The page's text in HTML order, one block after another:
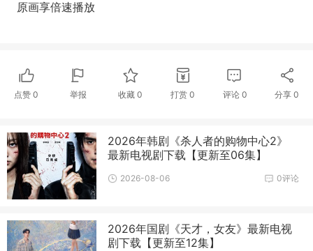
原画享倍速播放
点赞 0 举报 收藏0 打赏 0 评论 0 分享0
2026年韩剧《杀人者的购物中心2》
最新电视剧下载【更新至06集】
0评论
2026-08-06
2026年国剧《天才，女友》最新电视
剧下载【更新至12集】